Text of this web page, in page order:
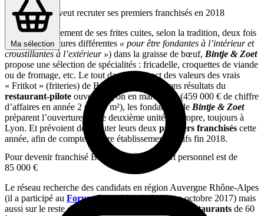
Ma sélection
Bintje & Zoet veut recruter ses premiers franchisés en 2018
En accompagnement de ses frites cuites, selon la tradition, deux fois
(à des températures différentes « pour être fondantes à l’intérieur et
croustillantes à l’extérieur ») dans la graisse de bœuf, Bintje & Zoet
propose une sélection de spécialités : fricadelle, croquettes de viande
ou de fromage, etc. Le tout dans le respect des valeurs des vrais
« Fritkot » (friteries) de Belgique. Fort des bons résultats du
restaurant-pilote ouvert à Lyon en mars 2015 (459 000 € de chiffre
d’affaires en année 2 sur 19 m²), les fondateurs de Bintje & Zoet
préparent l’ouverture d’une deuxième unité en propre, toujours à
Lyon. Et prévoient de recruter leurs deux premiers franchisés cette
année, afin de compter quatre établissements actifs fin 2018.
Pour devenir franchisé Bintje & Zoet, l’apport personnel est de
85 000 €
Le réseau recherche des candidats en région Auvergne Rhône-Alpes
(il a participé au Forum Franchise de Lyonen octobre 2017) mais
aussi sur le reste du territoire, pour implanter des
restaurants de 60